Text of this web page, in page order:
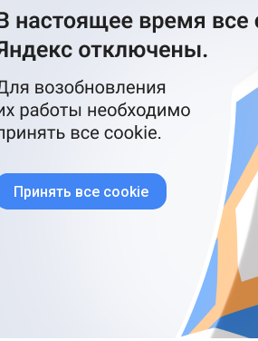
Принять все cookie